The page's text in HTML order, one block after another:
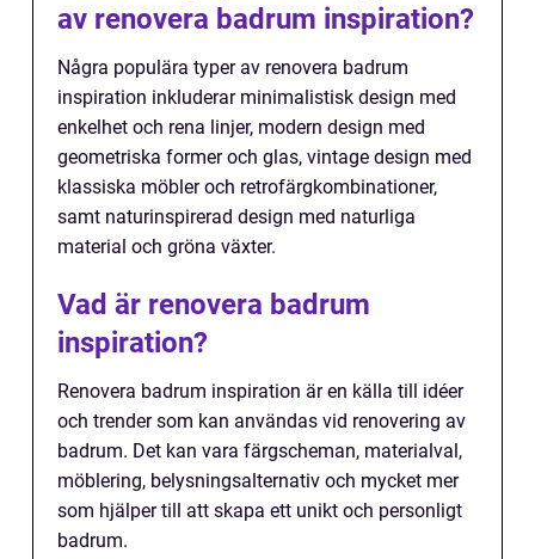
av renovera badrum inspiration?
Några populära typer av renovera badrum
inspiration inkluderar minimalistisk design med
enkelhet och rena linjer, modern design med
geometriska former och glas, vintage design med
klassiska möbler och retrofärgkombinationer,
samt naturinspirerad design med naturliga
material och gröna växter.
Vad är renovera badrum
inspiration?
Renovera badrum inspiration är en källa till idéer
och trender som kan användas vid renovering av
badrum. Det kan vara färgscheman, materialval,
möblering, belysningsalternativ och mycket mer
som hjälper till att skapa ett unikt och personligt
badrum.